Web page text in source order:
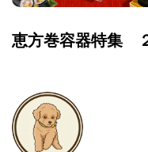
恵方巻容器特集